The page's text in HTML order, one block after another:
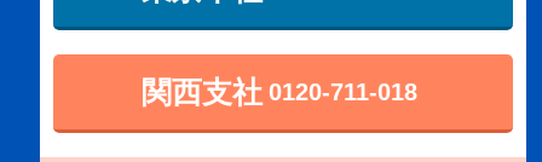
関西支社 0120-711-018